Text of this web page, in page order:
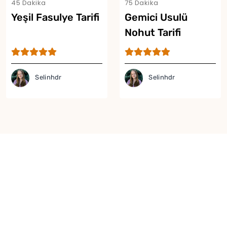
45 Dakika
Yeşil Fasulye Tarifi
Selinhdr
75 Dakika
Gemici Usulü
Nohut Tarifi
Selinhdr